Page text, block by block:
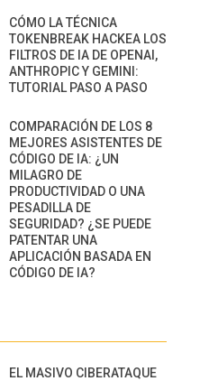
CÓMO LA TÉCNICA
TOKENBREAK HACKEA LOS
FILTROS DE IA DE OPENAI,
ANTHROPIC Y GEMINI:
TUTORIAL PASO A PASO
COMPARACIÓN DE LOS 8
MEJORES ASISTENTES DE
CÓDIGO DE IA: ¿UN
MILAGRO DE
PRODUCTIVIDAD O UNA
PESADILLA DE
SEGURIDAD? ¿SE PUEDE
PATENTAR UNA
APLICACIÓN BASADA EN
CÓDIGO DE IA?
EL MASIVO CIBERATAQUE